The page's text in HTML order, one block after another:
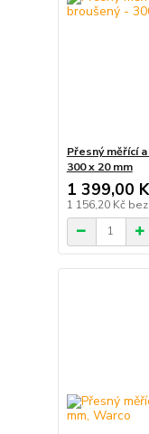
Přesný měřící
300 x 20 mm
1 399,00
1 156,20 Kč